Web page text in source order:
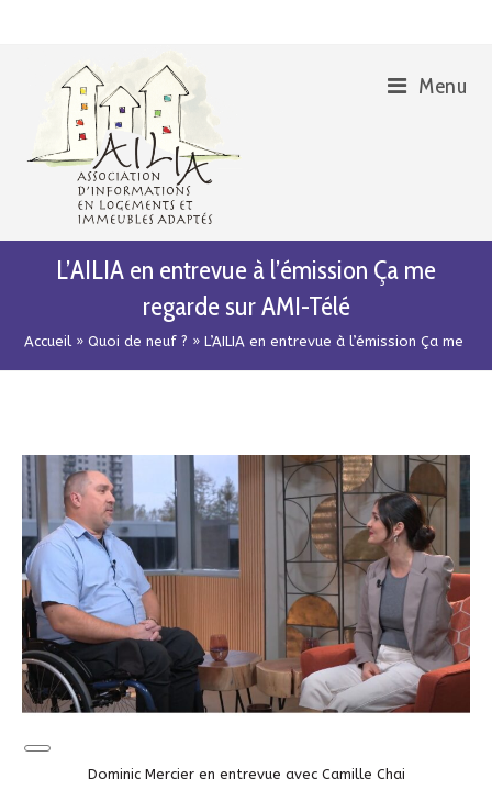
Content
navigation
Menu
L’AILIA en entrevue à l’émission Ça me
regarde sur AMI-Télé
Accueil»Quoi de neuf ? »L’AILIA en entrevue à l’émission Ça me
Long
DescriptionDominic Mercier en entrevue avec Camille Chai